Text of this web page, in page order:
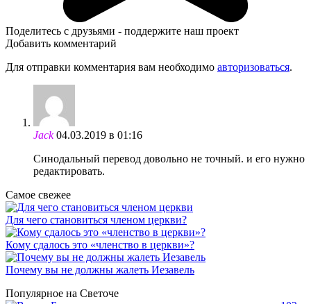
Поделитесь с друзьями - поддержите наш проект
Добавить комментарий
Для отправки комментария вам необходимо авторизоваться.
Jack 04.03.2019 в 01:16
Синодальный перевод довольно не точный. и его нужно
редактировать.
Самое свежее
Для чего становиться членом церкви?
Кому сдалось это «членство в церкви»?
Почему вы не должны жалеть Иезавель
Популярное на Светоче